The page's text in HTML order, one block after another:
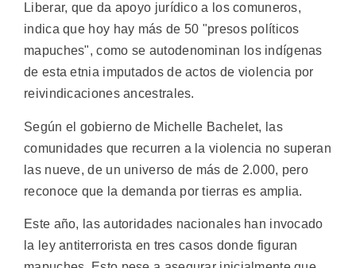
Liberar, que da apoyo jurídico a los comuneros,
indica que hoy hay más de 50 "presos políticos
mapuches", como se autodenominan los indígenas
de esta etnia imputados de actos de violencia por
reivindicaciones ancestrales.
Según el gobierno de Michelle Bachelet, las
comunidades que recurren a la violencia no superan
las nueve, de un universo de más de 2.000, pero
reconoce que la demanda por tierras es amplia.
Este año, las autoridades nacionales han invocado
la ley antiterrorista en tres casos donde figuran